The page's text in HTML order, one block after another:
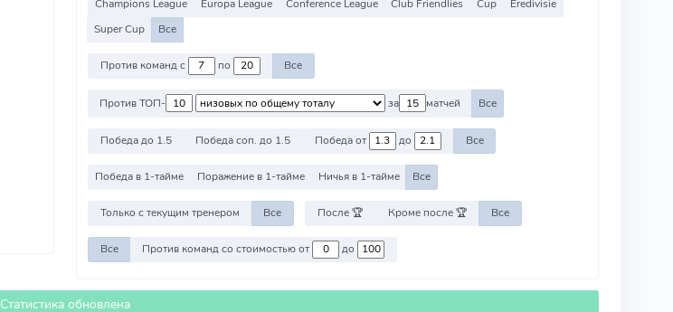
Champions League Europa League Conference League Club Friendlies Cup
Eredivisie
Super Cup
Все
Против команд с по Все
Против ТОП- за матчей Все
Победа до 1.5 Победа соп. до 1.5 Победа от до Все
Победа в 1-тайме Поражение в 1-тайме Ничья в 1-тайме Все
Только с текущим тренером Все После 🏆 Кроме после 🏆 Все
Все Против команд со стоимостью от до
Статистика обновлена